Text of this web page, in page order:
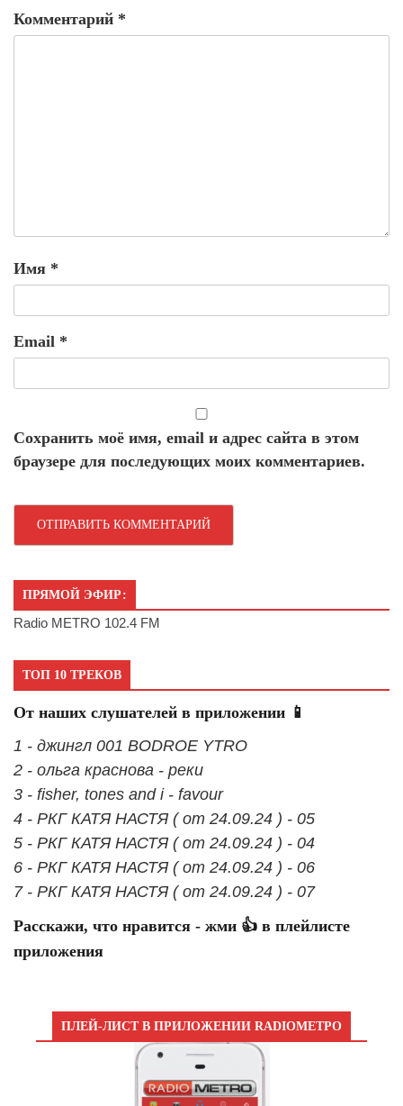
Комментарий *
Имя *
Email *
Сохранить моё имя, email и адрес сайта в этом
браузере для последующих моих комментариев.
ПРЯМОЙ ЭФИР:
Radio METRO 102.4 FM
ТОП 10 ТРЕКОВ
От наших слушателей в приложении 📱
1 - джингл 001 BODROE YTRO
2 - ольга краснова - реки
3 - fisher, tones and i - favour
4 - РКГ КАТЯ НАСТЯ ( от 24.09.24 ) - 05
5 - РКГ КАТЯ НАСТЯ ( от 24.09.24 ) - 04
6 - РКГ КАТЯ НАСТЯ ( от 24.09.24 ) - 06
7 - РКГ КАТЯ НАСТЯ ( от 24.09.24 ) - 07
Расскажи, что нравится - жми 👍 в плейлисте
приложения
ПЛЕЙ-ЛИСТ В ПРИЛОЖЕНИИ RADIOМЕТРО